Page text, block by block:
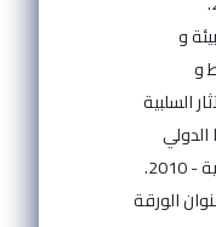
و
و
السلبية
الدولي
الورقة